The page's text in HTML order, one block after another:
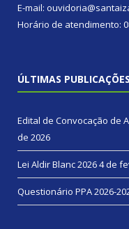
E-mail:
Horário de atendimento:
ÚLTIMAS PUBLICAÇÕES
Edital de Convocação de
de 2026
Lei Aldir Blanc 20264 de
Questionário PPA 2026-